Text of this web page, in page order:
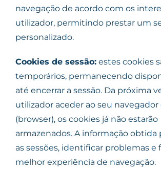
navegação de acordo com os
utilizador, permitindo prestar um
personalizado.
Cookies de sessão: estes cookies
temporários, permanecendo
até encerrar a sessão. Da próxima
utilizador aceder ao seu
(browser), os cookies já não estarão
armazenados. A informação
as sessões, identificar problemas e
melhor experiência de navegação.